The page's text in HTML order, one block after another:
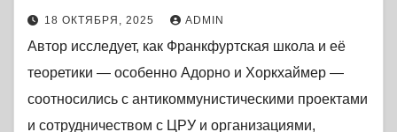
18 ОКТЯБРЯ, 2025 ADMIN
Автор исследует, как Франкфуртская школа и её
теоретики — особенно Адорно и Хоркхаймер —
соотносились с антикоммунистическими проектами
и сотрудничеством с ЦРУ и организациями,